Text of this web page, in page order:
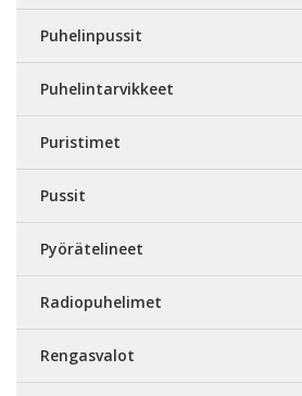
Puhelinpussit
Puhelintarvikkeet
Puristimet
Pussit
Pyörätelineet
Radiopuhelimet
Rengasvalot